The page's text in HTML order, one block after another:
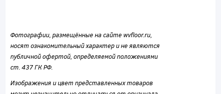
Фотографии, размещённые на сайте wvfloor.ru,
носят ознакомительный характер и не являются
публичной офертой, определяемой положениями
ст. 437 ГК РФ.
Изображения и цвет представленных товаров